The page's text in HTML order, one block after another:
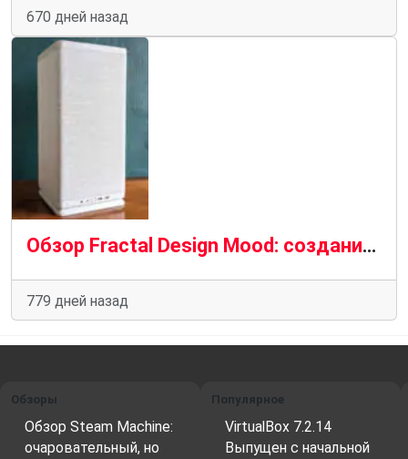
670 дней назад
Обзор Fractal Design Mood: создание корпуса для тканевых ПК
779 дней назад
Обзоры
Обзор Steam Machine:
очаровательный, но
Популярное
VirtualBox 7.2.14
Выпущен с начальной